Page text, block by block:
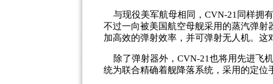
与现役美军航母相同，CVN-21同样拥
不过一向被美国航空母舰采用的蒸汽弹
加高效的弹射效率，并可弹射无人机。
除了弹射器外，CVN-21也将用先进飞
统为联合精确着舰降落系统，采用的定位